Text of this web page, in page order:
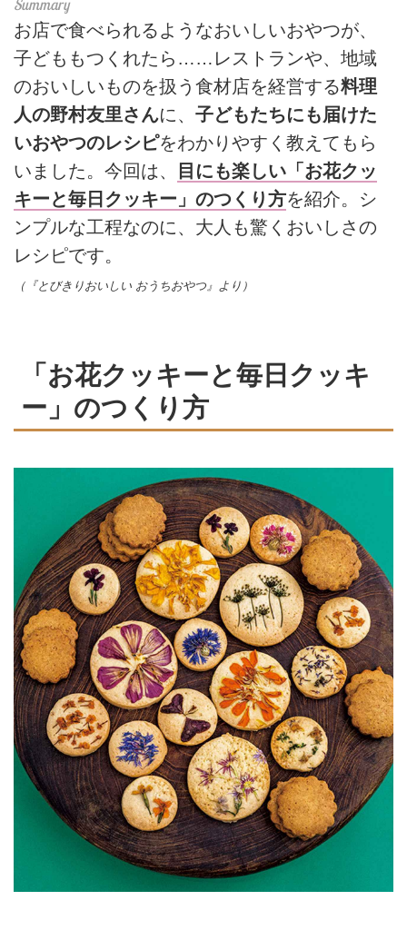
お店で食べられるようなおいしいおやつが、
子どももつくれたら……レストランや、地域
のおいしいものを扱う食材店を経営する料理
人の野村友里さんに、 子どもたちにも届けた
いおやつのレシピをわかりやすく教えてもら
いました。今回は、
目にも楽しい「お花クッ
キーと毎日クッキー」のつくり方を紹介。シ
ンプルな工程なのに、大人も驚くおいしさの
レシピです。
（『とびきりおいしい おうちおやつ』より）
「お花クッキーと毎日クッキ
ー」のつくり方